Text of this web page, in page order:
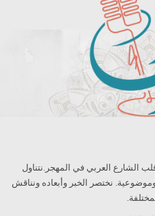
الشارع العربي في المهجر.نتناول
وموضوعية. نختصر الخبر وأبعاده ونناقش